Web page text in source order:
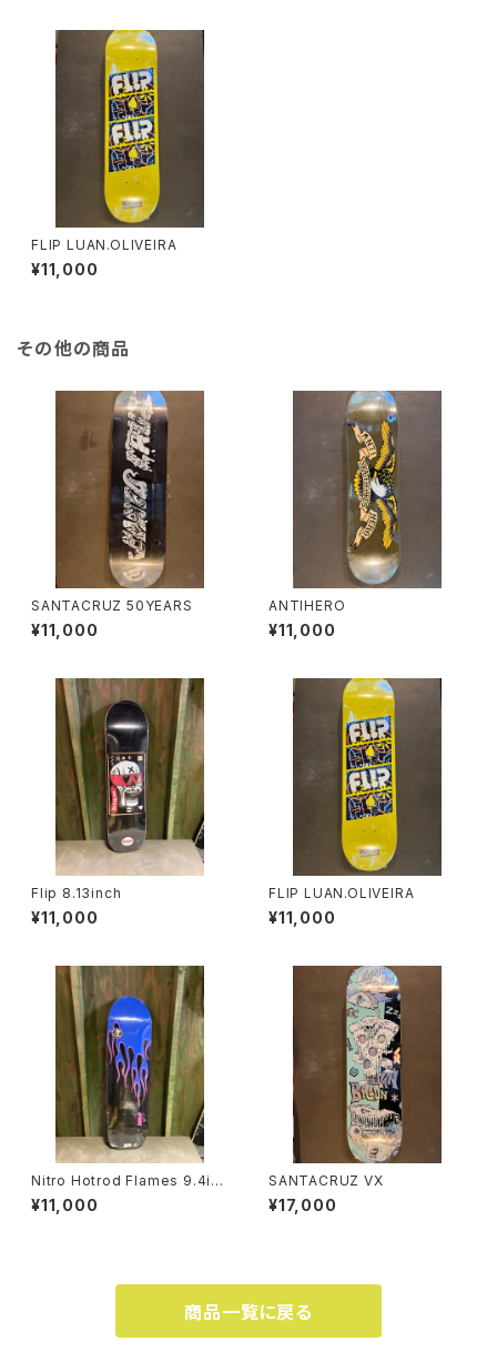
FLIP LUAN.OLIVEIRA
¥11,000
その他の商品
SANTACRUZ 50YEARS
¥11,000
ANTIHERO
¥11,000
Flip 8.13inch
¥11,000
FLIP LUAN.OLIVEIRA
¥11,000
Nitro Hotrod Flames 9.4inc
h
¥11,000
SANTACRUZ VX
¥17,000
商品一覧に戻る